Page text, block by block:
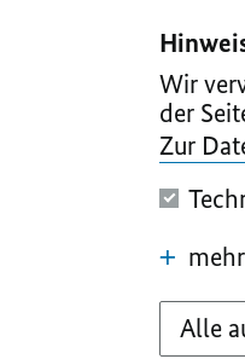
Wir
der
Zur
Alle